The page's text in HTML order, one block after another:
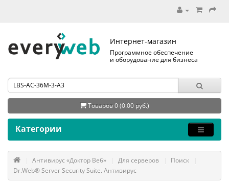
Интернет-магазин
Программное обеспечение
и оборудование для бизнеса
Товаров 0 (0.00 руб.)
Категории
Антивирус «Доктор Веб» Для серверов
Поиск
Dr.Web® Server Security Suite. Антивирус